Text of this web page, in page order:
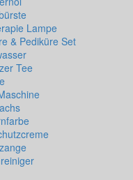
Lampe
& Pediküre Set
Tee